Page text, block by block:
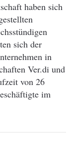
haben sich
sich der
in
Ver.di und
von 26
im